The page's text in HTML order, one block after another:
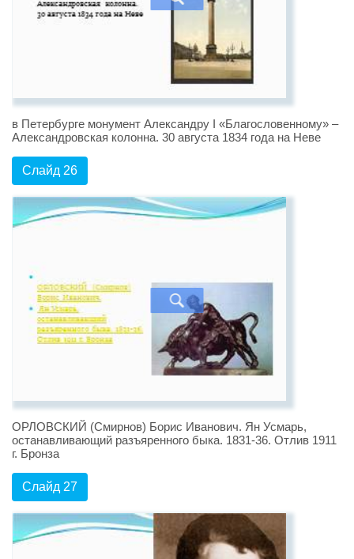
в Петербурге монумент Александру I «Благословенному» –
Александровская колонна. 30 августа 1834 года на Неве
Слайд 26
ОРЛОВСКИЙ (Смирнов) Борис Иванович. Ян Усмарь,
останавливающий разъяренного быка. 1831-36. Отлив 1911
г. Бронза
Слайд 27